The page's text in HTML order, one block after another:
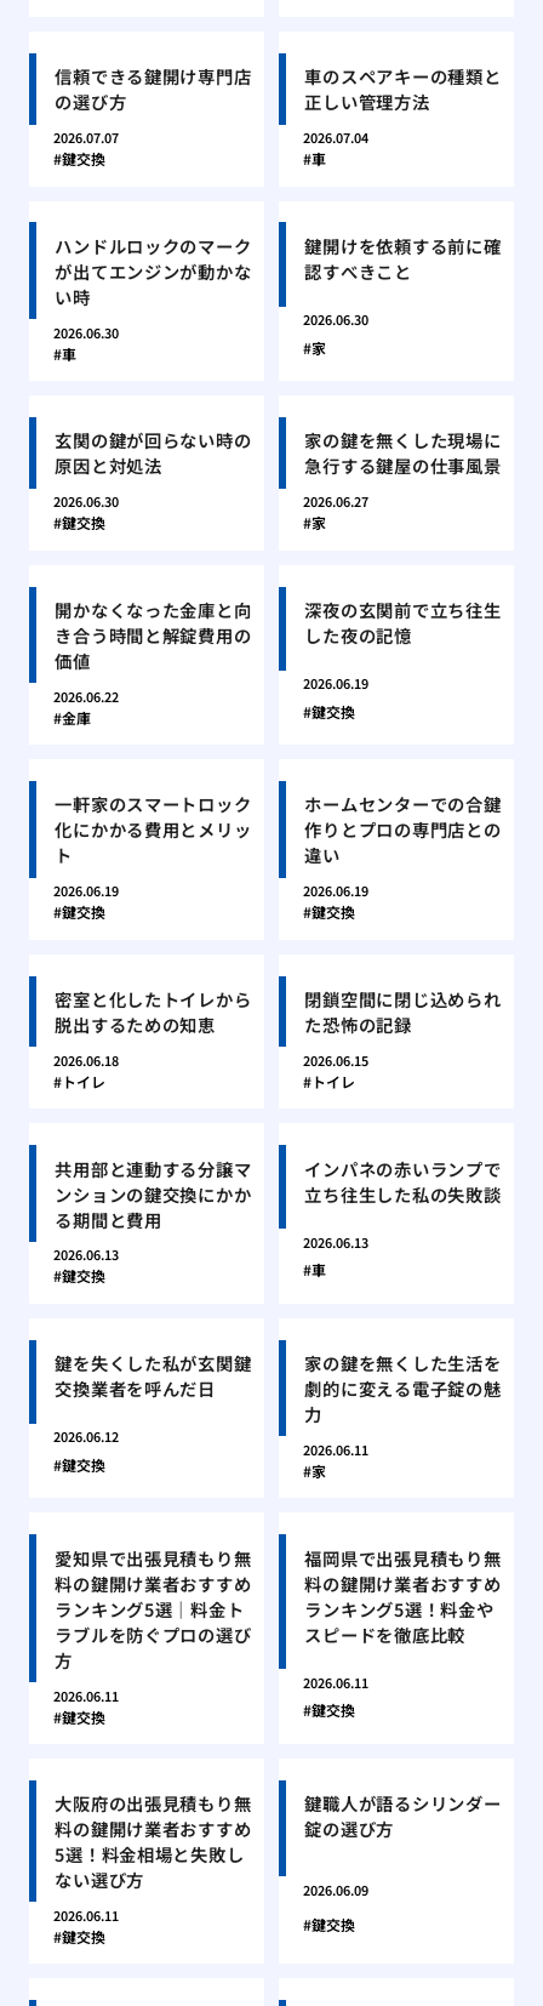
信頼できる鍵開け専門店
の選び方
2026.07.07
鍵交換
車のスペアキーの種類と
正しい管理方法
2026.07.04
車
ハンドルロックのマーク
が出てエンジンが動かな
い時
2026.06.30
車
鍵開けを依頼する前に確
認すべきこと
2026.06.30
家
玄関の鍵が回らない時の
原因と対処法
2026.06.30
鍵交換
家の鍵を無くした現場に
急行する鍵屋の仕事風景
2026.06.27
家
開かなくなった金庫と向
き合う時間と解錠費用の
価値
2026.06.22
金庫
深夜の玄関前で立ち往生
した夜の記憶
2026.06.19
鍵交換
一軒家のスマートロック
化にかかる費用とメリッ
ト
2026.06.19
鍵交換
ホームセンターでの合鍵
作りとプロの専門店との
違い
2026.06.19
鍵交換
密室と化したトイレから
脱出するための知恵
2026.06.18
トイレ
閉鎖空間に閉じ込められ
た恐怖の記録
2026.06.15
トイレ
共用部と連動する分譲マ
ンションの鍵交換にかか
る期間と費用
2026.06.13
鍵交換
インパネの赤いランプで
立ち往生した私の失敗談
2026.06.13
車
鍵を失くした私が玄関鍵
交換業者を呼んだ日
2026.06.12
鍵交換
家の鍵を無くした生活を
劇的に変える電子錠の魅
力
2026.06.11
家
愛知県で出張見積もり無
料の鍵開け業者おすすめ
ランキング5選｜料金ト
ラブルを防ぐプロの選び
方
2026.06.11
鍵交換
福岡県で出張見積もり無
料の鍵開け業者おすすめ
ランキング5選！料金や
スピードを徹底比較
2026.06.11
鍵交換
大阪府の出張見積もり無
料の鍵開け業者おすすめ
5選！料金相場と失敗し
ない選び方
2026.06.11
鍵交換
鍵職人が語るシリンダー
錠の選び方
2026.06.09
鍵交換